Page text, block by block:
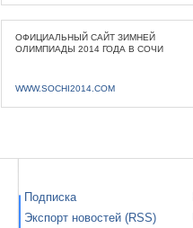
ОФИЦИАЛЬНЫЙ САЙТ ЗИМНЕЙ
ОЛИМПИАДЫ 2014 ГОДА В СОЧИ
WWW.SOCHI2014.COM
Подписка
Экспорт новостей (RSS)